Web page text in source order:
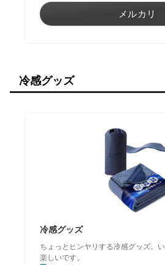
メルカリ
冷感グッズ
冷感グッズ
ちょっとヒンヤリする冷感グッズ。
楽しいです。